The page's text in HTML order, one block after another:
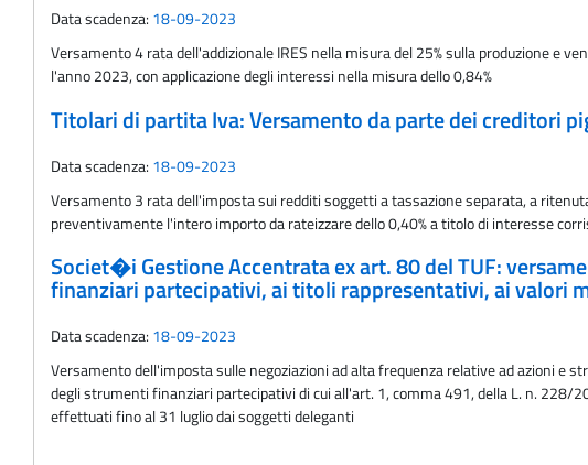
Data scadenza: 18-09-2023
Versamento 4 rata dell'addizionale IRES nella misura del 25% sulla produzione e
l'anno 2023, con applicazione degli interessi nella misura dello 0,84%
Titolari di partita Iva: Versamento da parte dei creditori
Data scadenza: 18-09-2023
Versamento 3 rata dell'imposta sui redditi soggetti a tassazione separata, a
preventivamente l'intero importo da rateizzare dello 0,40% a titolo di interesse
Societ�i Gestione Accentrata ex art. 80 del TUF:
finanziari partecipativi, ai titoli rappresentativi, ai valori
Data scadenza: 18-09-2023
Versamento dell'imposta sulle negoziazioni ad alta frequenza relative ad azioni e
degli strumenti finanziari partecipativi di cui all'art. 1, comma 491, della L. n.
effettuati fino al 31 luglio dai soggetti deleganti